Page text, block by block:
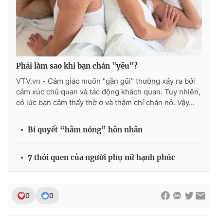
THỜI BÁO VTV
Theo dõi báo trên
Cơ quan báo chí:
Thời báo VTV
cấp ngày 29/12/2023
Phó Tổng Biên tập:
Nguyễn Trọng Ninh
Phải làm sao khi bạn chán "yêu"?
VTV.vn - Cảm giác muốn "gần gũi" thường xảy ra bởi
cảm xúc chủ quan và tác động khách quan. Tuy nhiên,
có lúc bạn cảm thấy thờ ơ và thậm chí chán nó. Vậy...
Bí quyết “hâm nóng” hôn nhân
7 thói quen của người phụ nữ hạnh phúc
0 0